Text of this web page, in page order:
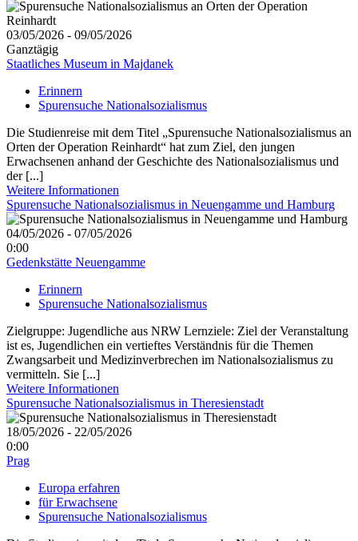
03/05/2026 - 09/05/2026
Ganztägig
Staatliches Museum in Majdanek
Erinnern
Spurensuche Nationalsozialismus
Die Studienreise mit dem Titel „Spurensuche Nationalsozialismus an
Orten der Operation Reinhardt“ hat zum Ziel, den jungen
Erwachsenen anhand der Geschichte des Nationalsozialismus und
der [...]
Weitere Informationen
Spurensuche Nationalsozialismus in Neuengamme und Hamburg
04/05/2026 - 07/05/2026
0:00
Gedenkstätte Neuengamme
Erinnern
Spurensuche Nationalsozialismus
Zielgruppe: Jugendliche aus NRW Lernziele: Ziel der Veranstaltung
ist es, Jugendlichen ein vertieftes Verständnis für die Themen
Zwangsarbeit und Medizinverbrechen im Nationalsozialismus zu
vermitteln. Sie [...]
Weitere Informationen
Spurensuche Nationalsozialismus in Theresienstadt
18/05/2026 - 22/05/2026
0:00
Prag
Europa erfahren
für Erwachsene
Spurensuche Nationalsozialismus